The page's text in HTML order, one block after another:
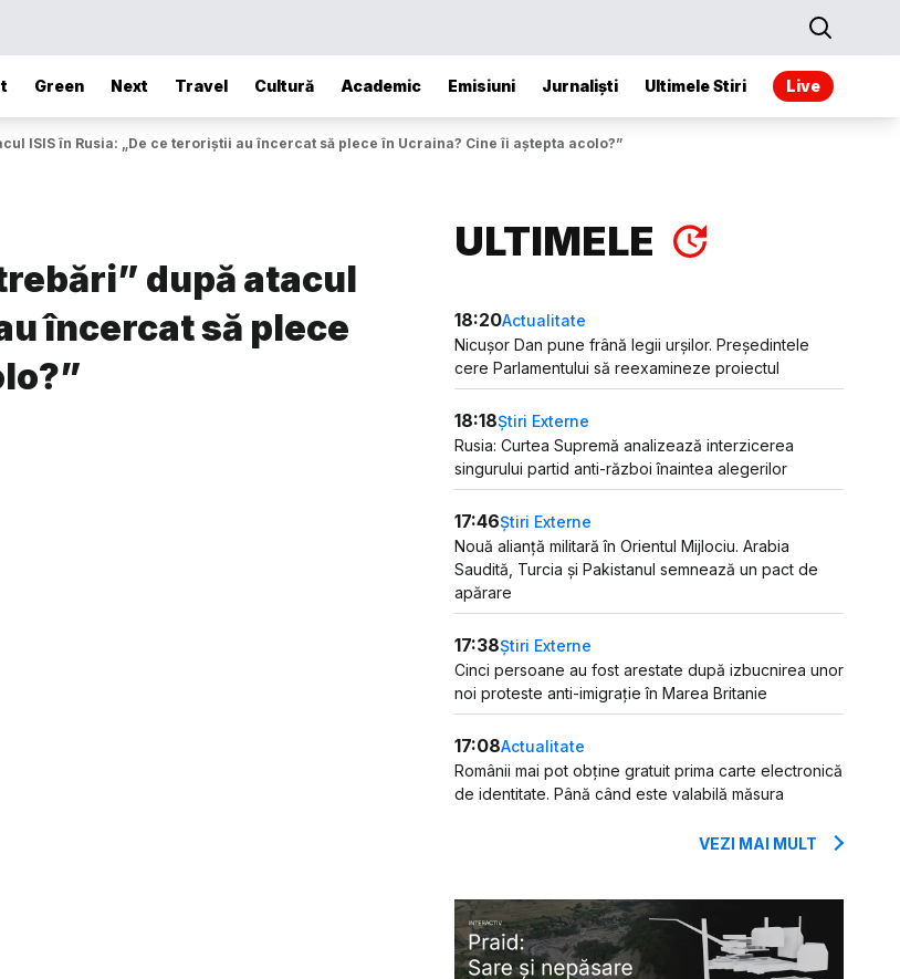
Green Next Travel Cultură Academic Emisiuni Jurnaliști Ultimele Stiri Live
ISIS în Rusia: „De ce teroriştii au încercat să plece în Ucraina? Cine îi aştepta acolo?”
după atacul
încercat să plece
ULTIMELE
18:20Actualitate
Nicușor Dan pune frână legii urșilor. Președintele
cere Parlamentului să reexamineze proiectul
18:18Știri Externe
Rusia: Curtea Supremă analizează interzicerea
singurului partid anti-război înaintea alegerilor
17:46Știri Externe
Nouă alianță militară în Orientul Mijlociu. Arabia
Saudită, Turcia și Pakistanul semnează un pact de
apărare
17:38Știri Externe
Cinci persoane au fost arestate după izbucnirea unor
noi proteste anti-imigrație în Marea Britanie
17:08Actualitate
Românii mai pot obține gratuit prima carte electronică
de identitate. Până când este valabilă măsura
VEZI MAI MULT